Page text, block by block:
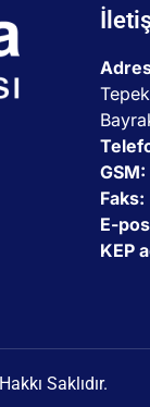
GSM:
Faks:
E-
KEP
Saklıdır.